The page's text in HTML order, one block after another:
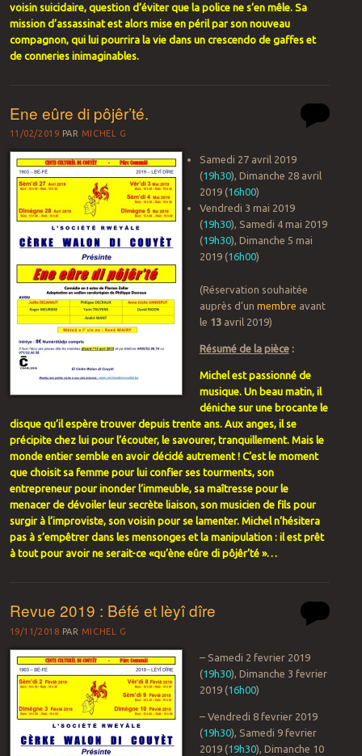
voisin suicidaire, question d’éviter que la police ne s’en mêle. Sa
mission d’assassinat est alors mise en péril par son nouveau
compagnon, qui lui pourrira la vie dans un crescendo de gaffes et
de conneries inimaginables.
Ene eûre di pôjêr’té.
11/02/2019 PAR MICHEL G
Samedi 27 avril 2019
(19h30), Dimanche 28 avril
2019 (16h00)
Vendredi 3 mai 2019
(19h30), Samedi 4 mai 2019
(19h30), Dimanche 5 mai
2019 (16h00)
(Réservation souhaitée
auprès d’un membre avant
le 13avril 2019)
Résumé de la pièce:
Michel est passionné de
musique. Un beau matin, il
déniche sur une brocante le
disque qu’il espère trouver depuis trente ans. Aux anges, il se
précipite chez lui pour l’écouter, le savourer, tranquillement. Mais le
monde entier semble en avoir décidé autrement ! C’est le moment
que choisit sa femme pour lui confier ses tourments, son
entrepreneur pour inonder l’immeuble, sa maîtresse pour le
menacer de dévoiler leur secrète liaison, son musicien de fils pour
surgir à l’improviste, son voisin pour se lamenter. Michel n’hésitera
pas à s’empêtrer dans les mensonges et la manipulation : il est prêt
à tout pour avoir ne serait-ce «qu’ène eûredi pôjêr’té»…
Revue 2019 : Béfé et lèyî dîre
19/11/2018 PAR MICHEL G
– Samedi 2 fevrier 2019
(19h30), Dimanche 3 fevrier
2019 (16h00)
– Vendredi 8 fevrier 2019
(19h30), Samedi 9 fevrier
2019 (19h30), Dimanche 10